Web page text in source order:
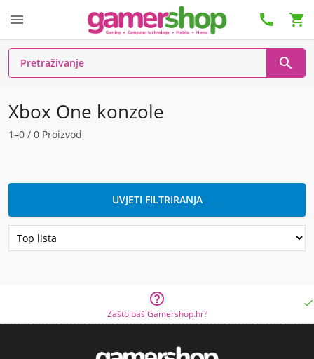
  

Xbox One konzole
1–0 / 0 Proizvod
UVJETI FILTRIRANJA

Zašto baš Gamershop.hr?
